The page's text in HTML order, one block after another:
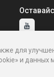
для
и данных